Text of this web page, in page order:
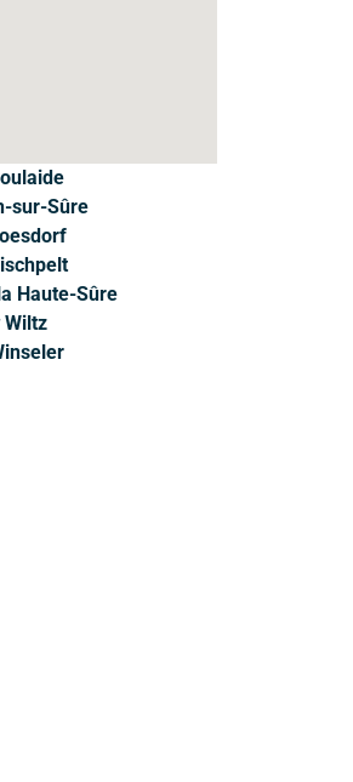
sur-Sûre
Haute-Sûre
Wiltz